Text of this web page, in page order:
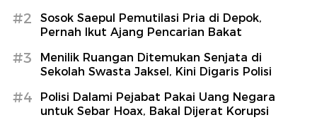
#2
Sosok Saepul Pemutilasi Pria di Depok,
Pernah Ikut Ajang Pencarian Bakat
#3
Menilik Ruangan Ditemukan Senjata di
Sekolah Swasta Jaksel, Kini Digaris Polisi
#4
Polisi Dalami Pejabat Pakai Uang Negara
untuk Sebar Hoax, Bakal Dijerat Korupsi